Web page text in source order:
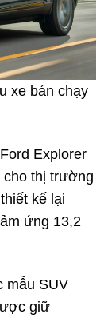
xe bán chạy
Explorer
cho thị trường
kế lại
ứng 13,2
mẫu SUV
giữ